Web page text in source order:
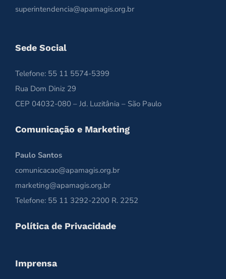
superintendencia@apamagis.org.br
Sede Social
Telefone: 55 11 5574-5399
Rua Dom Diniz 29
CEP 04032-080 – Jd. Luzitânia – São Paulo
Comunicação e Marketing
Paulo Santos
comunicacao@apamagis.org.br
marketing@apamagis.org.br
Telefone: 55 11 3292-2200 R. 2252
Política de Privacidade
Imprensa